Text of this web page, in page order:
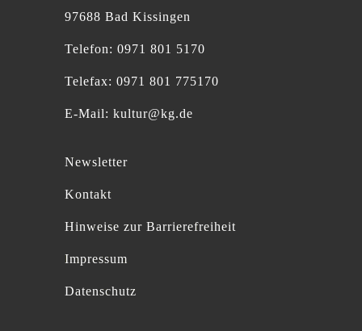
97688 Bad Kissingen
Telefon: 0971 801 5170
Telefax: 0971 801 775170
E-Mail: kultur@kg.de
Newsletter
Kontakt
Hinweise zur Barrierefreiheit
Impressum
Datenschutz